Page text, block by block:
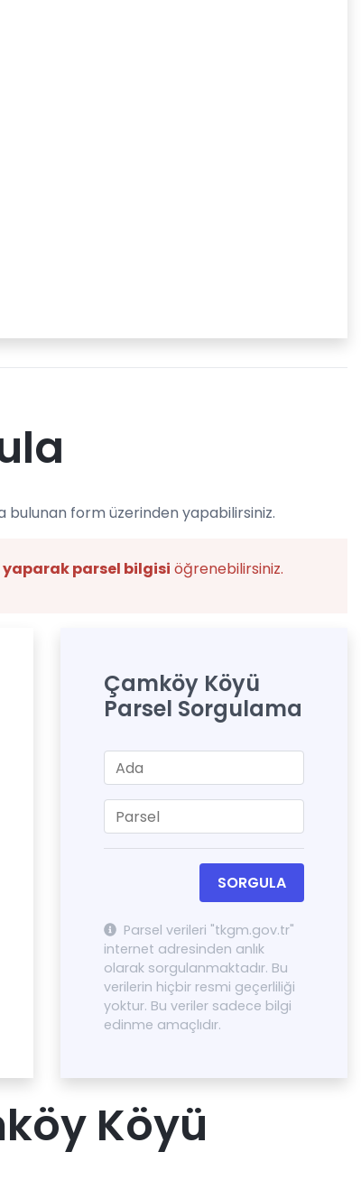
bulunan form üzerinden yapabilirsiniz.
parsel bilgisi öğrenebilirsiniz.
Çamköy Köyü
Parsel Sorgulama
SORGULA
Parsel verileri "tkgm.gov.tr"
internet adresinden anlık
olarak sorgulanmaktadır. Bu
verilerin hiçbir resmi geçerliliği
yoktur. Bu veriler sadece bilgi
edinme amaçlıdır.
Köyü